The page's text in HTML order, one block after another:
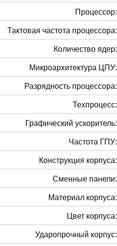
Процессор:
Тактовая частота процессора:
Количество ядер:
Микроархитектура ЦПУ:
Разрядность процессора:
Техпроцесс:
Графический ускоритель:
Частота ГПУ:
Конструкция корпуса:
Сменные панели:
Материал корпуса:
Цвет корпуса:
Ударопрочный корпус: